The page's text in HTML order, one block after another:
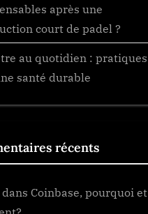
après une
court de padel ?
au quotidien : pratiques
santé durable
récents
dans Coinbase, pourquoi et